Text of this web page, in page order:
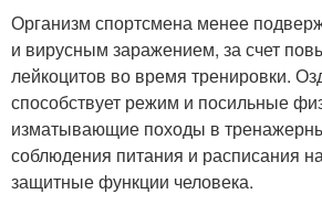
Организм спортсмена менее
и вирусным заражением, за счет
лейкоцитов во время тренировки.
способствует режим и посильные
изматывающие походы в
соблюдения питания и расписания
защитные функции человека.